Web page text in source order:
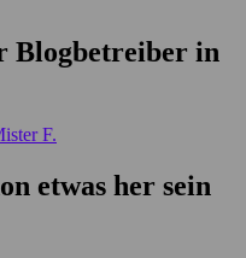
Blogbetreiber in
F.
etwas her sein